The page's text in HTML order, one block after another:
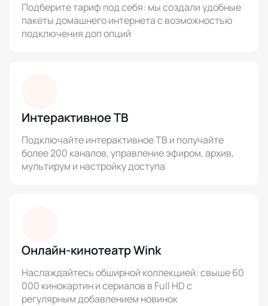
Подберите тариф под себя: мы создали удобные
пакеты домашнего интернета с возможностью
подключения доп опций
Интерактивное ТВ
Подключайте интерактивное ТВ и получайте
более 200 каналов, управление эфиром, архив,
мультирум и настройку доступа
Онлайн-кинотеатр Wink
Наслаждайтесь обширной коллекцией: свыше 60
000 кинокартин и сериалов в Full HD с
регулярным добавлением новинок